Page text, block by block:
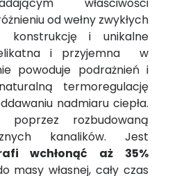
właściwości
od wełny zwykłych
konstrukcję i unikalne
i przyjemna w
powoduje podrażnień i
termoregulację
nadmiaru ciepła.
poprzez rozbudowaną
kanalików. Jest
wchłonąć aż 35%
masy własnej, cały czas